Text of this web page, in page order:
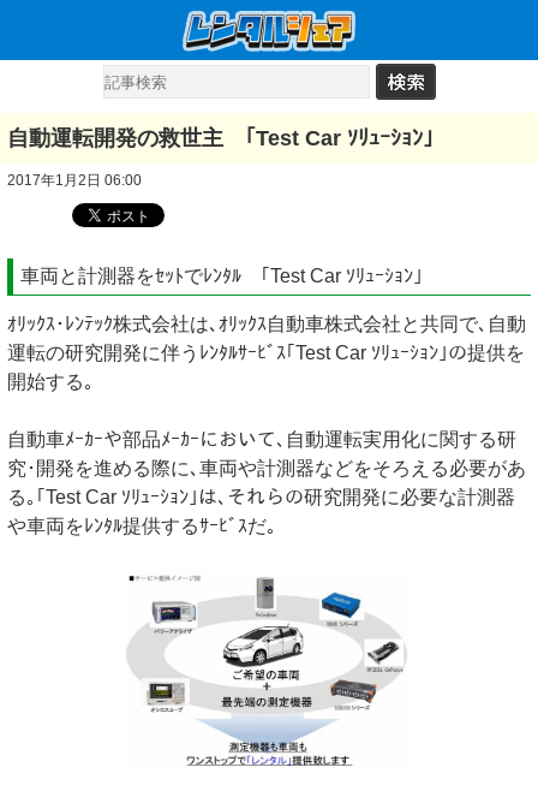
自動運転開発の救世主 ｢Test Car ｿﾘｭｰｼｮﾝ｣
2017年1月2日 06:00
車両と計測器をｾｯﾄでﾚﾝﾀﾙ ｢Test Car ｿﾘｭｰｼｮﾝ｣
ｵﾘｯｸｽ･ﾚﾝﾃｯｸ株式会社は､ｵﾘｯｸｽ自動車株式会社と共同で､自動
運転の研究開発に伴うﾚﾝﾀﾙｻｰﾋﾞｽ｢Test Car ｿﾘｭｰｼｮﾝ｣の提供を
開始する｡
自動車ﾒｰｶｰや部品ﾒｰｶｰにおいて､自動運転実用化に関する研
究･開発を進める際に､車両や計測器などをそろえる必要があ
る｡｢Test Car ｿﾘｭｰｼｮﾝ｣は､それらの研究開発に必要な計測器
や車両をﾚﾝﾀﾙ提供するｻｰﾋﾞｽだ｡